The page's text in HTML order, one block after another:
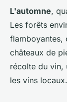
L'automne,
Les forêts
flamboyantes,
châteaux de
récolte du vin,
les vins locaux.